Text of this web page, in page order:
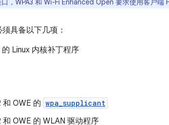
口，WPA3 和 Wi-Fi Enhanced Open 要求使用客户端
具备以下几项：
Linux 内核补丁程序
和 OWE 的 wpa_supplicant
和 OWE 的 WLAN 驱动程序